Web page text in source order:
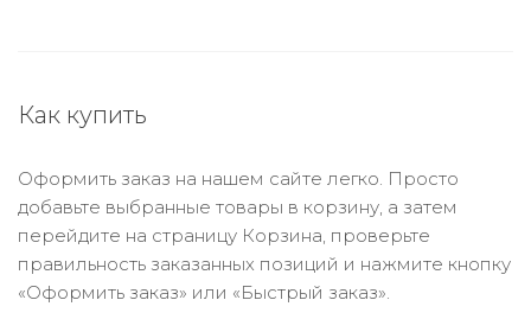
Как купить
Оформить заказ на нашем сайте легко. Просто
добавьте выбранные товары в корзину, а затем
перейдите на страницу Корзина, проверьте
правильность заказанных позиций и нажмите кнопку
«Оформить заказ» или «Быстрый заказ».